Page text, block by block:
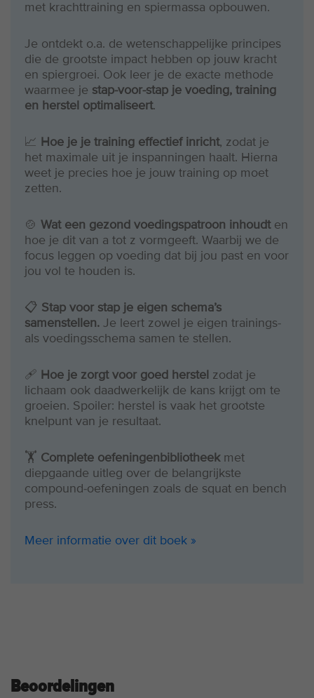
met krachttraining en spiermassa opbouwen.
Je ontdekt o.a. de wetenschappelijke principes
die de grootste impact hebben op jouw kracht
en spiergroei. Ook leer je de exacte methode
waarmee je stap-voor-stap je voeding, training
en herstel optimaliseert.
📈 Hoe je je training effectief inricht, zodat je
het maximale uit je inspanningen haalt. Hierna
weet je precies hoe je jouw training op moet
zetten.
🍲 Wat een gezond voedingspatroon inhoudten
hoe je dit van a tot z vormgeeft. Waarbij we de
focus leggen op voeding dat bij jou past en voor
jou vol te houden is.
📋 Stap voor stap je eigen schema’s
samenstellen. Je leert zowel je eigen trainings-
als voedingsschema samen te stellen.
🩹 Hoe je zorgt voor goed herstel zodat je
lichaam ook daadwerkelijk de kans krijgt om te
groeien. Spoiler: herstel is vaak het grootste
knelpunt van je resultaat.
🏋️ Complete oefeningenbibliotheekmet
diepgaande uitleg over de belangrijkste
compound-oefeningen zoals de squat en bench
press.
Meer informatie over dit boek »
Beoordelingen